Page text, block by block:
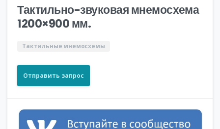
Тактильно-звуковая мнемосхема
1200×900 мм.
Тактильные мнемосхемы
Отправить запрос